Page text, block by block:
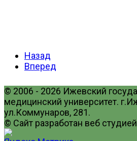
Назад
Вперед
© 2006 - 2026 Ижевский
медицинский университет.
ул.Коммунаров, 281.
© Сайт разработан веб студией